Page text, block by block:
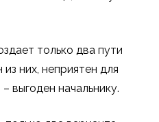
только два пути
них, неприятен для
выгоден начальнику.